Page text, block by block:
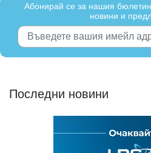
Абонирай се за нашия
новини и
Последни новини